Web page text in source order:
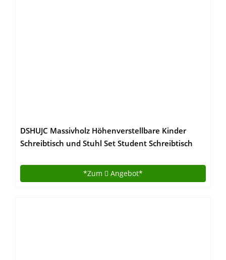
DSHUJC Massivholz Höhenverstellbare Kinder
Schreibtisch und Stuhl Set Student Schreibtisch
Federmäppchen, Bücherständer | Kids
*Zum Angebot*